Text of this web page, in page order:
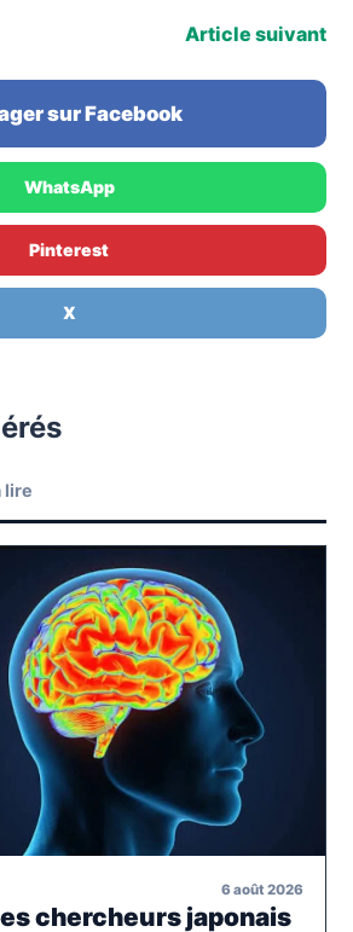
Article suivant
sur Facebook
WhatsApp
Pinterest
X
lire
6 août 2026
chercheurs japonais